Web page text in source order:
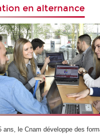
en alternance
ans, le Cnam développe des